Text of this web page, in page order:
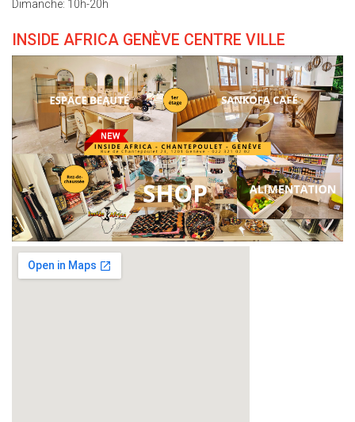
Dimanche: 10h-20h
INSIDE AFRICA GENÈVE CENTRE VILLE